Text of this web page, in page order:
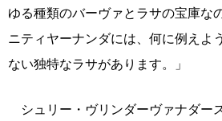
ゆる種類のバーヴァとラサの宝庫な
ニティヤーナンダには、何に例えよ
ない独特なラサがあります。」
シュリー・ヴリンダーヴァナダー